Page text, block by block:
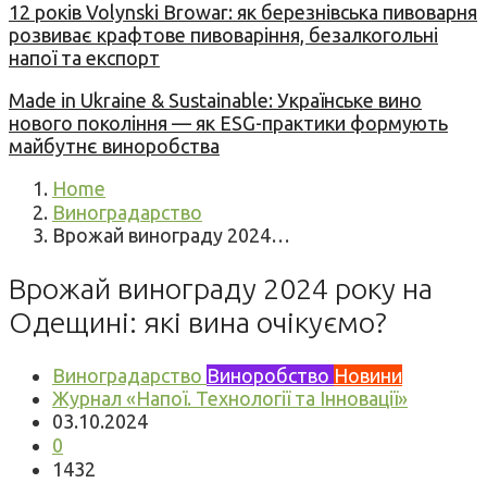
12 років Volynski Browar: як березнівська пивоварня
розвиває крафтове пивоваріння, безалкогольні
напої та експорт
Made in Ukraine & Sustainable: Українське вино
нового покоління — як ESG-практики формують
майбутнє виноробства
Home
Виноградарство
Врожай винограду 2024…
Врожай винограду 2024 року на
Одещині: які вина очікуємо?
Виноградарство Виноробство Новини
Журнал «Напої. Технології та Інновації»
03.10.2024
0
1432